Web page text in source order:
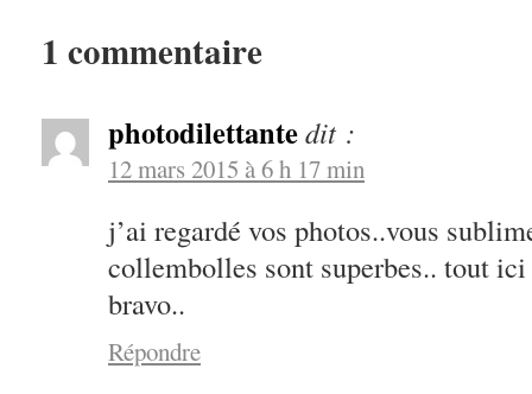
1 commentaire
photodilettantedit :
12 mars 2015 à 6 h 17 min
j’ai regardé vos photos..vous
collembolles sont superbes.. tout ici
bravo..
Répondre